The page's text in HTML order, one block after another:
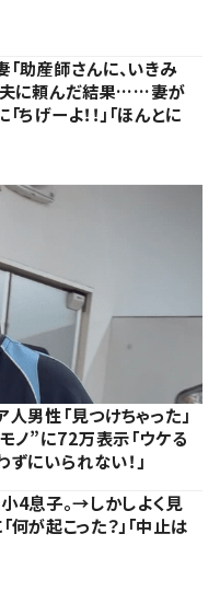
助産師さんに、いきみ
→夫に頼んだ結果……妻が
ちげーよ！！」「ほんとに
男性「見つけちゃった」
ノ”に72万表示「ウケる
ずにいられない！」
4息子。→しかしよく見
が起こった？」「中止は